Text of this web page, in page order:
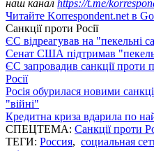
наш канал https://t.me/
Читайте Korrespondent.net в
Санкції проти Росії
ЄС відреагував на "пекельні
Сенат США підтримав
ЄС запровадив санкції
Росії
Росія обурилася новими
"війні"
Кредитна криза вдарила по
СПЕЦТЕМА: Санкції проти
ТЕГИ: Россия, социальная